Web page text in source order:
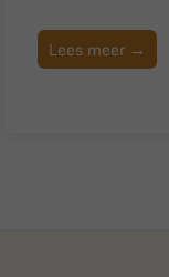
Lees meer →